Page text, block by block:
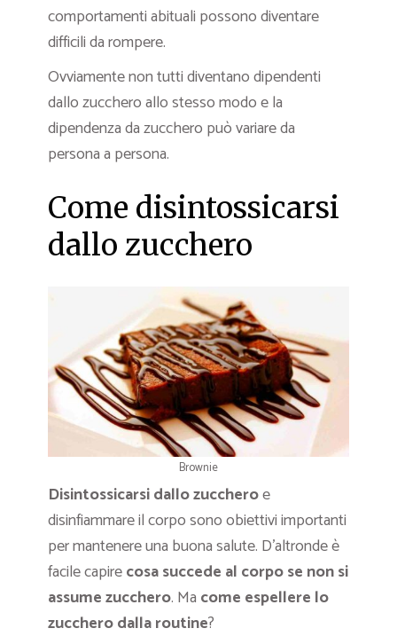
comportamenti abituali possono diventare
difficili da rompere.
Ovviamente non tutti diventano dipendenti
dallo zucchero allo stesso modo e la
dipendenza da zucchero può variare da
persona a persona.
Come disintossicarsi
dallo zucchero
Brownie
Disintossicarsi dallo zuccheroe
disinfiammare il corpo sono obiettivi importanti
per mantenere una buona salute. D’altronde è
facile capirecosa succede al corpo se non si
assume zucchero. Ma come espellere lo
zucchero dalla routine?